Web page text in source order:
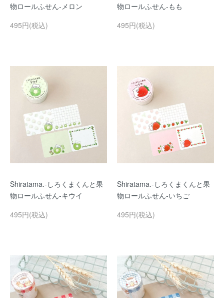
物ロールふせん-メロン
495円(税込)
物ロールふせん-もも
495円(税込)
Shiratama.-しろくまくんと果
物ロールふせん-キウイ
495円(税込)
Shiratama.-しろくまくんと果
物ロールふせん-いちご
495円(税込)